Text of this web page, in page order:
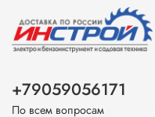
+79059056171
По всем вопросам